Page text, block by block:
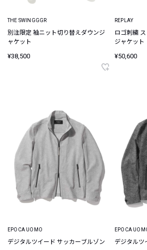
THE SWINGGGR
別注限定 袖ニット切り替えダウンジ
ャケット
¥38,500
REPLAY
ロゴ刺繍
ジャケット
¥50,600
EPOCA UOMO
デジタルツイード サッカーブルゾン
EPOCA
デジタルツ